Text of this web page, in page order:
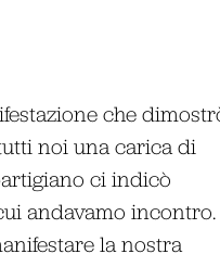
che
noi una carica di
ci indicò
andavamo incontro.
la nostra